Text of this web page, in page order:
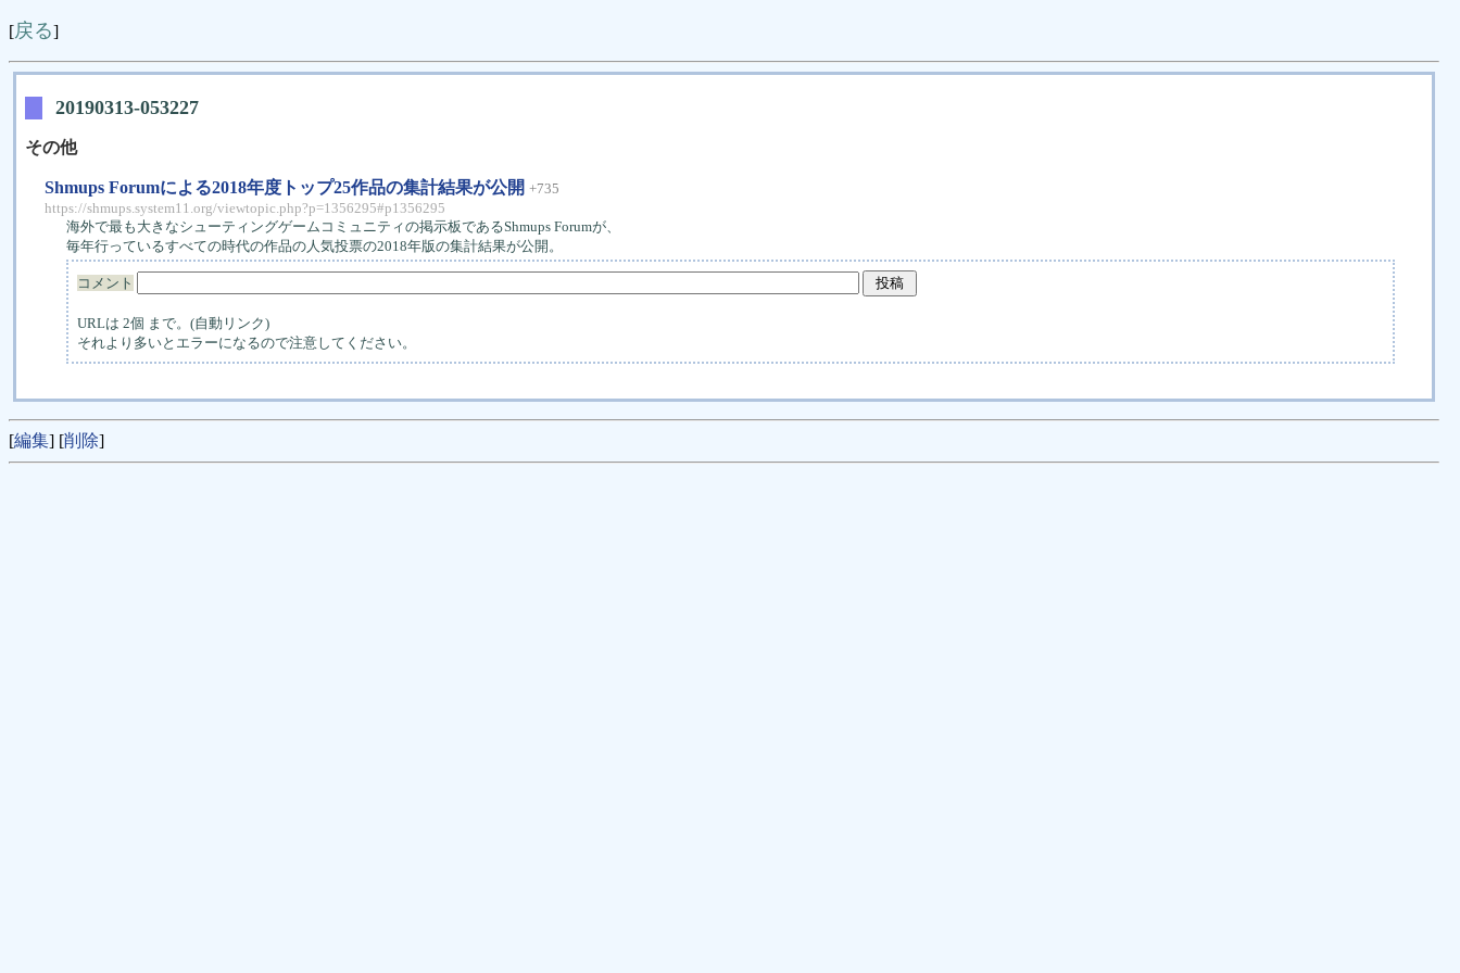
[戻る]
20190313-053227
その他
Shmups Forumによる2018年度トップ25作品の集計結果が公開 +735
https://shmups.system11.org/viewtopic.php?p=1356295#p1356295
海外で最も大きなシューティングゲームコミュニティの掲示板であるShmups Forumが、
毎年行っているすべての時代の作品の人気投票の2018年版の集計結果が公開。
コメント
URLは 2個 まで。(自動リンク)
それより多いとエラーになるので注意してください。
[編集] [削除]